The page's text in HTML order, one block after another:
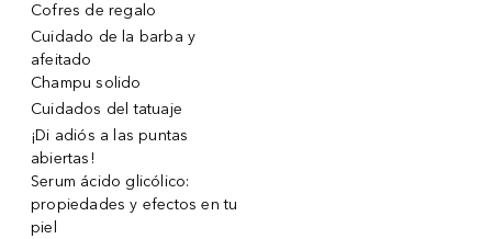
Cofres de regalo
Cuidado de la barba y
afeitado
Champu solido
Cuidados del tatuaje
¡Di adiós a las puntas
abiertas!
Serum ácido glicólico:
propiedades y efectos en tu
piel